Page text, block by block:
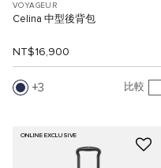
VOYAGEUR
Celina 中型後背包
NT$16,900
3 比較
ONLINE EXCLUSIVE